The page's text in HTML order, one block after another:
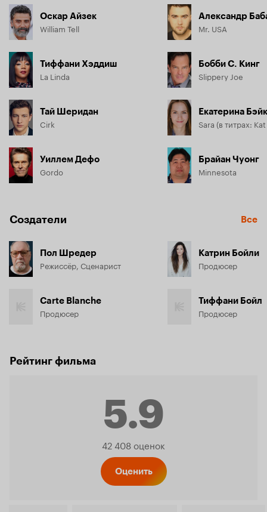
Оскар Айзек
William Tell
Тиффани Хэддиш
La Linda
Тай Шеридан
Cirk
Уиллем Дефо
Gordo
Александр
Mr. USA
Бобби С. Кинг
Slippery Joe
Екатерина
Sara (в титрах:
Брайан Чуонг
Minnesota
Создатели Все
Пол Шредер
Режиссёр, Сценарист
Carte Blanche
Продюсер
Катрин Бойли
Продюсер
Тиффани Бойл
Продюсер
Рейтинг фильма
5.9
Рейтинг
42 408 оценок
Оценить